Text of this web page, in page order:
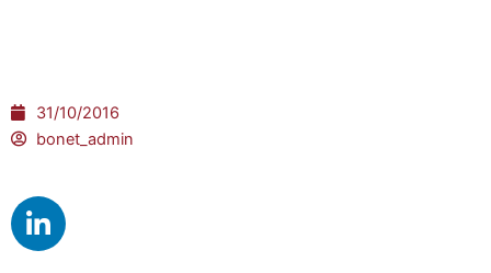
31/10/2016
bonet_admin
L
i